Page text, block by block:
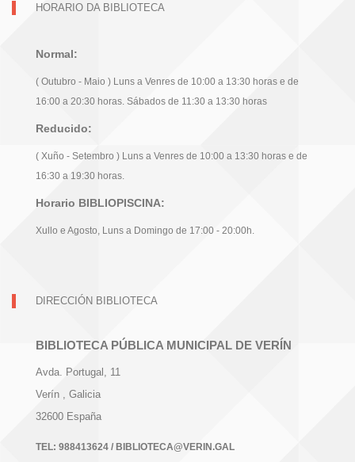
HORARIO DA BIBLIOTECA
Normal:
( Outubro - Maio ) Luns a Venres de 10:00 a 13:30 horas e de
16:00 a 20:30 horas. Sábados de 11:30 a 13:30 horas
Reducido:
( Xuño - Setembro ) Luns a Venres de 10:00 a 13:30 horas e de
16:30 a 19:30 horas.
Horario BIBLIOPISCINA:
Xullo e Agosto, Luns a Domingo de 17:00 - 20:00h.
DIRECCIÓN BIBLIOTECA
BIBLIOTECA PÚBLICA MUNICIPAL DE VERÍN
Avda. Portugal, 11
Verín
, Galicia
32600 España
TEL: 988413624 / BIBLIOTECA@VERIN.GAL